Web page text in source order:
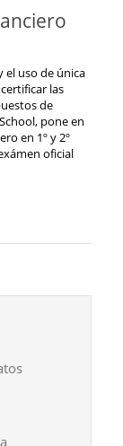
uso de única
las
de
pone en
en 1º y 2º
oficial